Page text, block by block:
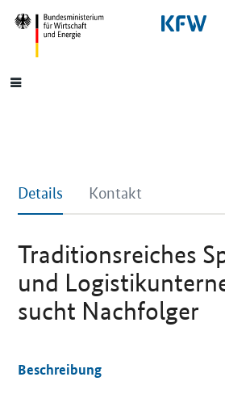
SrOnlyNavigation
Hauptmenü
Details Kontakt
Traditionsreiches
und
sucht Nachfolger
Beschreibung